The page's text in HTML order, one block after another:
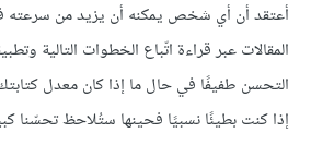
أعتقد أن أي شخص يمكنه أن يزيد من سرعته
المقالات عبر قراءة اتّباع الخطوات التالية
التحسن طفيفًا في حال ما إذا كان معدل
إذا كنت بطيئًا نسبيًا فحينها ستُلاحظ تحسّنا